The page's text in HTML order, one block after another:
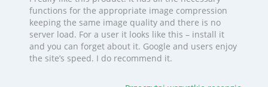
functions for the appropriate image compression
keeping the same image quality and there is no
server load. For a user it looks like this – install it
and you can forget about it. Google and users enjoy
the site’s speed. I do recommend it.